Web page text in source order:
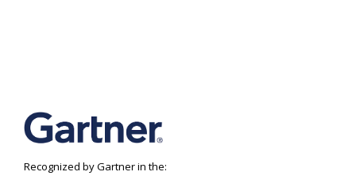
Recognized by Gartner in the: